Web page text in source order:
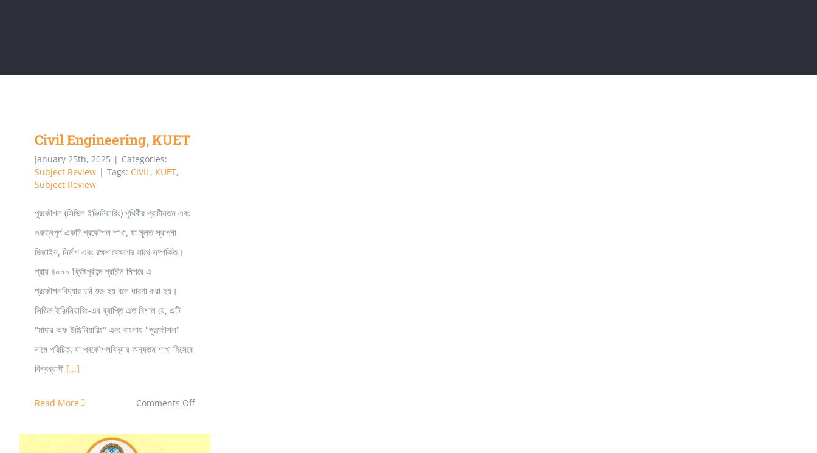
Civil Engineering, KUET
January 25th, 2025 | Categories:
Subject Review | Tags: CIVIL, KUET,
Subject Review
পুরকৌশল (সিভিল ইঞ্জিনিয়ারিং) পৃথিবীর প্রাচীনতম এবং
গুরুত্বপূর্ণ একটি প্রকৌশল শাখা, যা মূলত স্থাপনা
ডিজাইন, নির্মাণ এবং রক্ষণাবেক্ষণের সাথে সম্পর্কিত।
প্রায় ৪০০০ খ্রিষ্টপূর্বাব্দে প্রাচীন মিশরে এ
প্রকৌশলবিদ্যার চর্চা শুরু হয় বলে ধারণা করা হয়।
সিভিল ইঞ্জিনিয়ারিং-এর ব্যাপ্তি এত বিশাল যে, এটি
"মাদার অফ ইঞ্জিনিয়ারিং" এবং বাংলায় "পুরকৌশল"
নামে পরিচিত, যা প্রকৌশলবিদ্যার অন্যতম শাখা হিসেবে
বিশ্বব্যাপী [...]
Read More Comments Offon